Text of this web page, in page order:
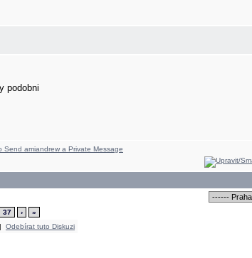
podobni
37 ›
»
| Odebírat tuto Diskuzi